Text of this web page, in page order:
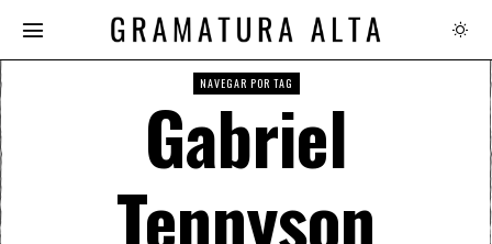
NAVEGAR POR TAG
Gabriel
Tennyson